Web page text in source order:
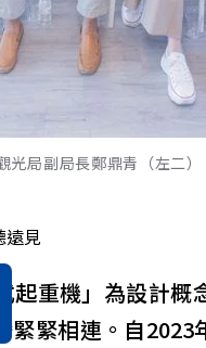
光局副局長鄭鼎青（左二
遠見
起重機」為設計概
緊相連。自